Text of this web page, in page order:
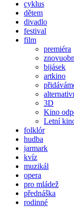
cyklus
dětem
divadlo
festival
film
premiéra
bijásek
artkino
3D
Kino
Letní
folklór
hudba
jarmark
kvíz
muzikál
opera
pro mládež
přednáška
rodinné